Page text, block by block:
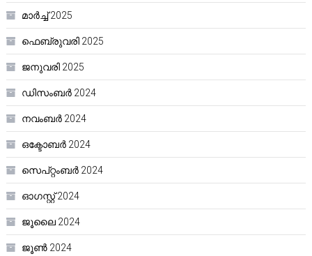
മാർച്ച്‌ 2025
ഫെബ്രുവരി 2025
ജനുവരി 2025
ഡിസംബർ 2024
നവംബർ 2024
ഒക്ടോബർ 2024
സെപ്റ്റംബർ 2024
ഓഗസ്റ്റ്‌ 2024
ജൂലൈ 2024
ജൂൺ 2024